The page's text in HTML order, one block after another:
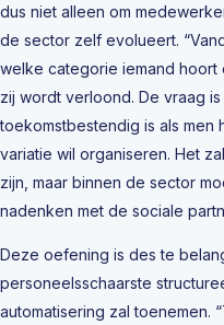
dus niet alleen om
de sector zelf evolueert.
welke categorie iemand hoort
zij wordt verloond. De vraag
toekomstbestendig is als
variatie wil organiseren. Het
zijn, maar binnen de sector
nadenken met de sociale
Deze oefening is des te
personeelsschaarste
automatisering zal toenemen.